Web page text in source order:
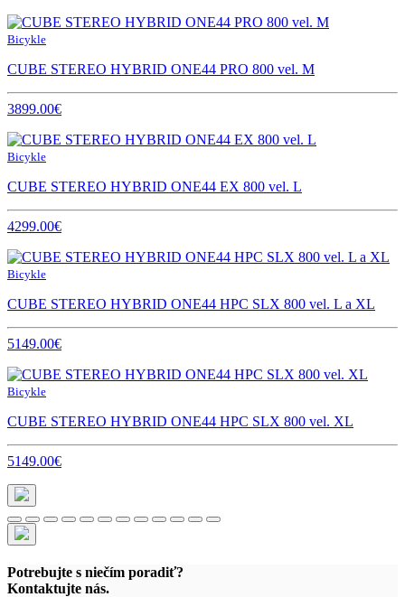
Bicykle
CUBE STEREO HYBRID ONE44 PRO 800 vel. M
3899.00€
Bicykle
CUBE STEREO HYBRID ONE44 EX 800 vel. L
4299.00€
Bicykle
CUBE STEREO HYBRID ONE44 HPC SLX 800 vel. L a XL
5149.00€
Bicykle
CUBE STEREO HYBRID ONE44 HPC SLX 800 vel. XL
5149.00€
Potrebujte s niečím poradiť?
Kontaktujte nás.